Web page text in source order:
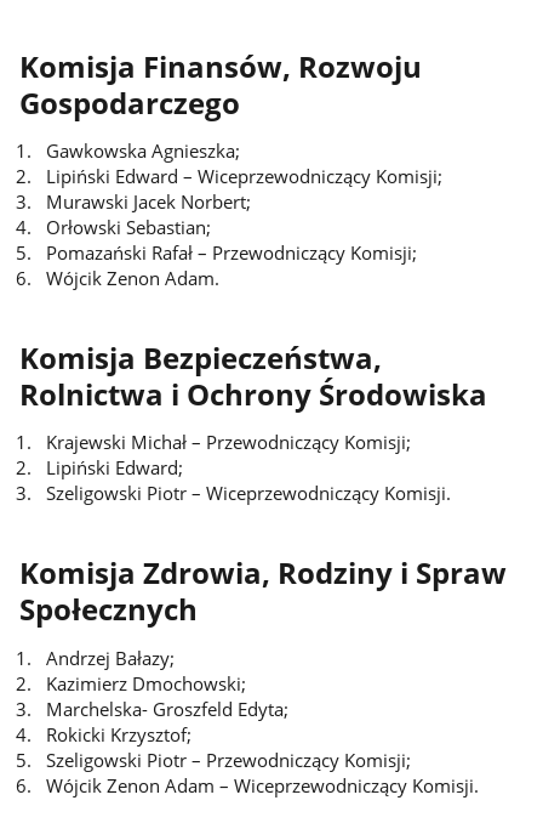
Komisja Finansów, Rozwoju
Gospodarczego
Gawkowska Agnieszka;
Lipiński Edward – Wiceprzewodniczący Komisji;
Murawski Jacek Norbert;
Orłowski Sebastian;
Pomazański Rafał – Przewodniczący Komisji;
Wójcik Zenon Adam.
Komisja Bezpieczeństwa,
Rolnictwa i Ochrony Środowiska
Krajewski Michał – Przewodniczący Komisji;
Lipiński Edward;
Szeligowski Piotr – Wiceprzewodniczący Komisji.
Komisja Zdrowia, Rodziny i Spraw
Społecznych
Andrzej Bałazy;
Kazimierz Dmochowski;
Marchelska- Groszfeld Edyta;
Rokicki Krzysztof;
Szeligowski Piotr – Przewodniczący Komisji;
Wójcik Zenon Adam – Wiceprzewodniczący Komisji.